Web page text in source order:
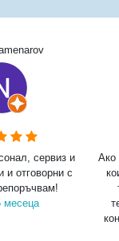
сервиз и
и отговорни с
месеца
Ако